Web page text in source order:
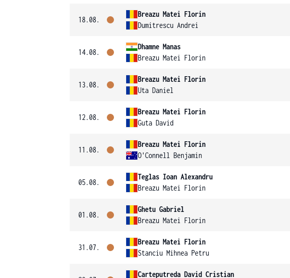
18.08.
Breazu Matei Florin
Dumitrescu Andrei
14.08.
Dhamne Manas
Breazu Matei Florin
13.08.
Breazu Matei Florin
Uta Daniel
12.08.
Breazu Matei Florin
Guta David
11.08.
Breazu Matei Florin
O'Connell Benjamin
05.08.
Teglas Ioan Alexandru
Breazu Matei Florin
01.08.
Ghetu Gabriel
Breazu Matei Florin
31.07.
Breazu Matei Florin
Stanciu Mihnea Petru
Carteputreda David Cristian